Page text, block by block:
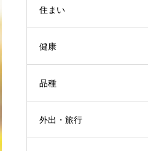
住まい
健康
品種
外出・旅行